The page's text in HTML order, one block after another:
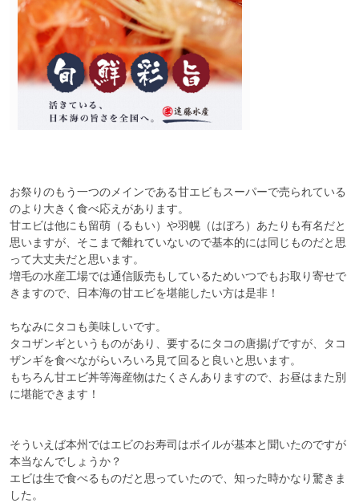
お祭りのもう一つのメインである甘エビもスーパーで売られている
のより大きく食べ応えがあります。
甘エビは他にも留萌（るもい）や羽幌（はぼろ）あたりも有名だと
思いますが、そこまで離れていないので基本的には同じものだと思
って大丈夫だと思います。
増毛の水産工場では通信販売もしているためいつでもお取り寄せで
きますので、日本海の甘エビを堪能したい方は是非！
ちなみにタコも美味しいです。
タコザンギというものがあり、要するにタコの唐揚げですが、タコ
ザンギを食べながらいろいろ見て回ると良いと思います。
もちろん甘エビ丼等海産物はたくさんありますので、お昼はまた別
に堪能できます！
そういえば本州ではエビのお寿司はボイルが基本と聞いたのですが
本当なんでしょうか？
エビは生で食べるものだと思っていたので、知った時かなり驚きま
した。